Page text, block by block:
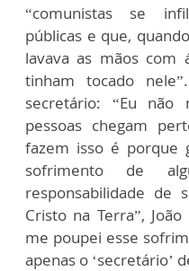
“comunistas se
públicas e que,
lavava as mãos com
tinham tocado
secretário: “Eu não
pessoas chegam
fazem isso é porque
sofrimento de
responsabilidade de
Cristo na Terra”,
me poupei esse
apenas o ‘secretário’